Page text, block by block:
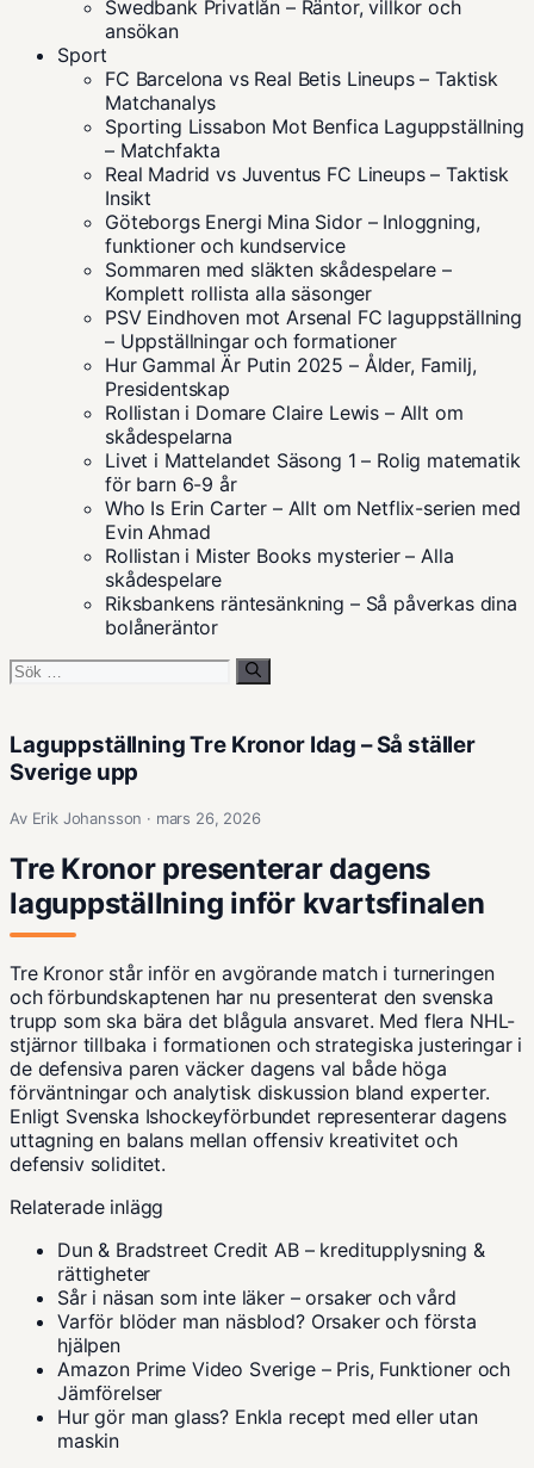
Swedbank Privatlån – Räntor, villkor och
ansökan
Sport
FC Barcelona vs Real Betis Lineups – Taktisk
Matchanalys
Sporting Lissabon Mot Benfica Laguppställning
– Matchfakta
Real Madrid vs Juventus FC Lineups – Taktisk
Insikt
Göteborgs Energi Mina Sidor – Inloggning,
funktioner och kundservice
Sommaren med släkten skådespelare –
Komplett rollista alla säsonger
PSV Eindhoven mot Arsenal FC laguppställning
– Uppställningar och formationer
Hur Gammal Är Putin 2025 – Ålder, Familj,
Presidentskap
Rollistan i Domare Claire Lewis – Allt om
skådespelarna
Livet i Mattelandet Säsong 1 – Rolig matematik
för barn 6-9 år
Who Is Erin Carter – Allt om Netflix-serien med
Evin Ahmad
Rollistan i Mister Books mysterier – Alla
skådespelare
Riksbankens räntesänkning – Så påverkas dina
bolåneräntor
Sök
Laguppställning Tre Kronor Idag – Så ställer
Sverige upp
Av Erik Johansson · mars 26, 2026
Tre Kronor presenterar dagens
laguppställning inför kvartsfinalen
Tre Kronor står inför en avgörande match i turneringen
och förbundskaptenen har nu presenterat den svenska
trupp som ska bära det blågula ansvaret. Med flera NHL-
stjärnor tillbaka i formationen och strategiska justeringar i
de defensiva paren väcker dagens val både höga
förväntningar och analytisk diskussion bland experter.
Enligt Svenska Ishockeyförbundet representerar dagens
uttagning en balans mellan offensiv kreativitet och
defensiv soliditet.
Relaterade inlägg
Dun & Bradstreet Credit AB – kreditupplysning &
rättigheter
Sår i näsan som inte läker – orsaker och vård
Varför blöder man näsblod? Orsaker och första
hjälpen
Amazon Prime Video Sverige – Pris, Funktioner och
Jämförelser
Hur gör man glass? Enkla recept med eller utan
maskin